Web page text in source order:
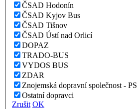
ČSAD Hodonín
ČSAD Kyjov Bus
ČSAD Tišnov
ČSAD Ústí nad Orlicí
DOPAZ
TRADO-BUS
VYDOS BUS
ZDAR
Znojemská dopravní společnost -
Ostatní dopravci
Zrušit OK